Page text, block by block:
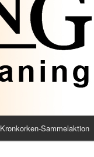
Kronkorken-Sammelaktion